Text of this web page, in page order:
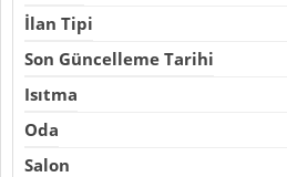
İlan Tipi
Son Güncelleme Tarihi
Isıtma
Oda
Salon